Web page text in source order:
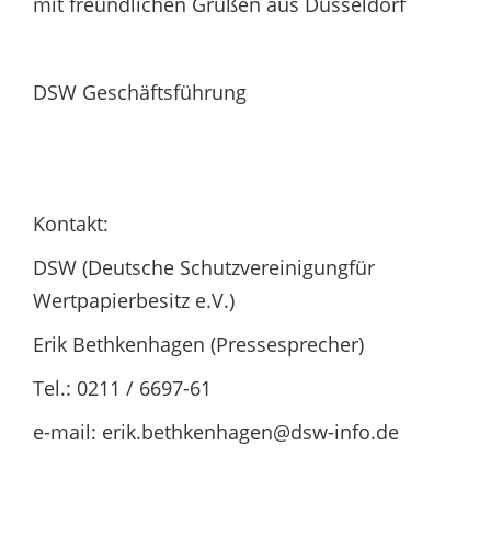
DSW Geschäftsführung
Kontakt:
DSW (Deutsche Schutzvereinigungfür
Wertpapierbesitz e.V.)
Erik Bethkenhagen (Pressesprecher)
Tel.: 0211 / 6697-61
e-mail: erik.bethkenhagen@dsw-info.de